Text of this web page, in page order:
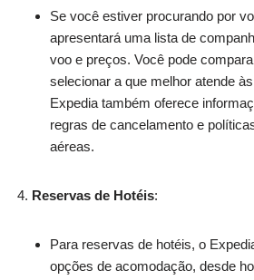
Se você estiver procurando por
apresentará uma lista de
voo e preços. Você pode
selecionar a que melhor atende
Expedia também oferece
regras de cancelamento e
aéreas.
Reservas de Hotéis:
Para reservas de hotéis, o
opções de acomodação, desde